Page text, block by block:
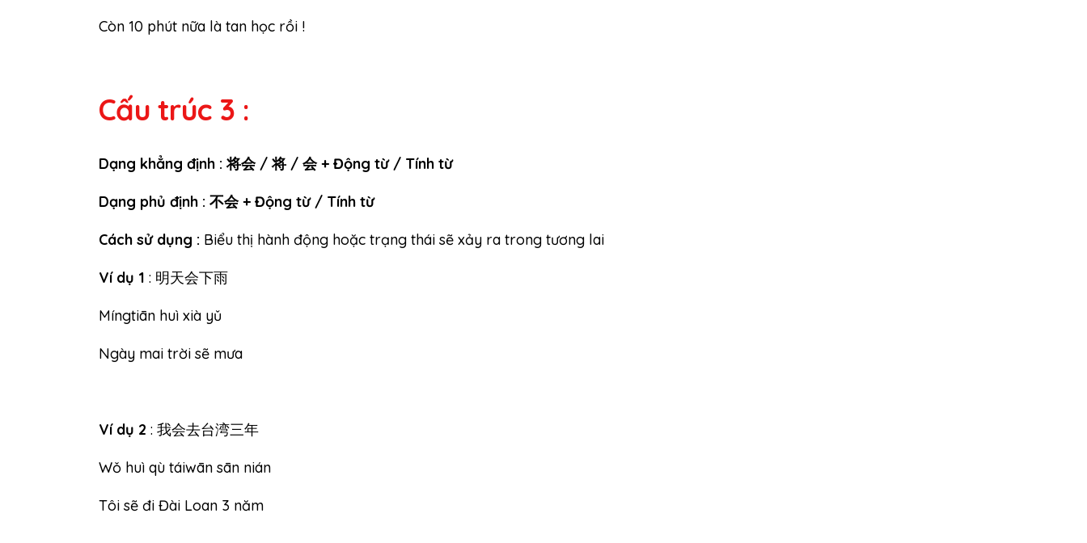
Còn 10 phút nữa là tan học rồi !
Cấu trúc 3 :
Dạng khẳng định : 将会 / 将 / 会 + Động từ / Tính từ
Dạng phủ định : 不会 + Động từ / Tính từ
Cách sử dụng : Biểu thị hành động hoặc trạng thái sẽ xảy ra trong tương lai
Ví dụ 1 : 明天会下雨
Míngtiān huì xià yǔ
Ngày mai trời sẽ mưa
Ví dụ 2 : 我会去台湾三年
Wǒ huì qù táiwān sān nián
Tôi sẽ đi Đài Loan 3 năm